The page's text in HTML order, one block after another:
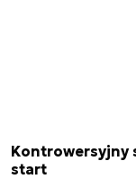
Kontrowersyjny
start